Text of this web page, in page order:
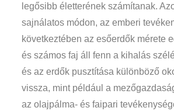
legősibb életterének számítanak.
sajnálatos módon, az emberi
következtében az esőerdők mérete
és számos faj áll fenn a kihalás
és az erdők pusztítása különböző
vissza, mint például a
az olajpálma- és faipari